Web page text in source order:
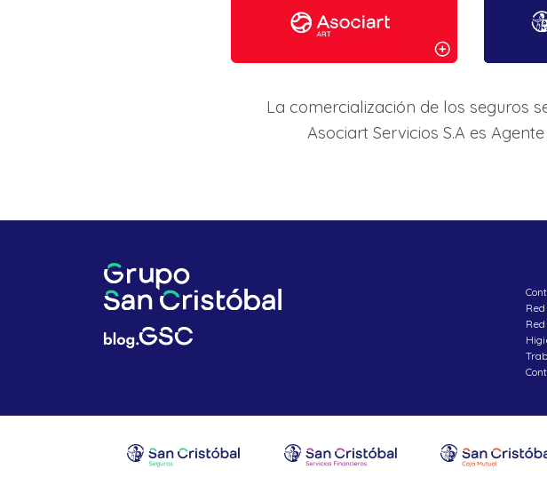
La comercialización de los seguros
Asociart Servicios S.A es